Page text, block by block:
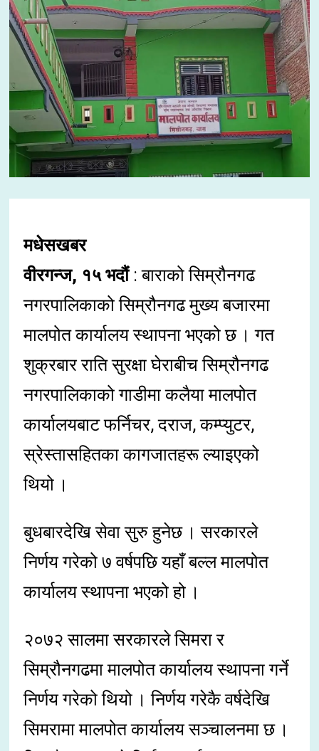
मधेसखबर
वीरगन्ज, १५ भदौं: बाराको सिम्रौनगढ
नगरपालिकाको सिम्रौनगढ मुख्य बजारमा
मालपोत कार्यालय स्थापना भएको छ । गत
शुक्रबार राति सुरक्षा घेराबीच सिम्रौनगढ
नगरपालिकाको गाडीमा कलैया मालपोत
कार्यालयबाट फर्निचर, दराज, कम्प्युटर,
स्रेस्तासहितका कागजातहरू ल्याइएको
थियो ।
बुधबारदेखि सेवा सुरु हुनेछ । सरकारले
निर्णय गरेको ७ वर्षपछि यहाँ बल्ल मालपोत
कार्यालय स्थापना भएको हो ।
२०७२ सालमा सरकारले सिमरा र
सिम्रौनगढमा मालपोत कार्यालय स्थापना गर्ने
निर्णय गरेको थियो । निर्णय गरेकै वर्षदेखि
सिमरामा मालपोत कार्यालय सञ्चालनमा छ ।